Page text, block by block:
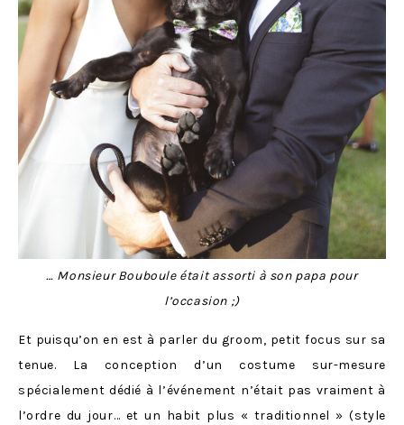
… Monsieur Bouboule était assorti à son papa pour
l’occasion ;)
Et puisqu’on en est à parler du groom, petit focus sur sa
tenue. La conception d’un costume sur-mesure
spécialement dédié à l’événement n’était pas vraiment à
l’ordre du jour… et un habit plus « traditionnel » (style